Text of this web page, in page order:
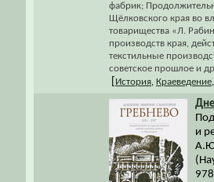
фабрик;
Щёлковского края во
товарищества «Л.
производств края,
текстильные
советское прошлое и
История, Краеведение
и